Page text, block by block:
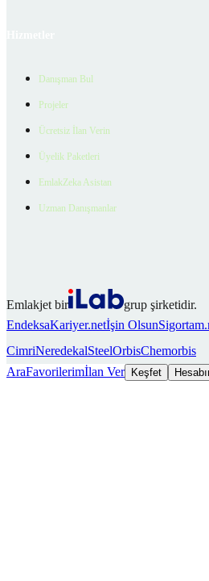
Danışman Bul
Projeler
Ücretsiz İlan Verin
Üyelik Paketleri
EmlakZeka Asistan
Uzman Danışmanlar
Emlakjet bir
grup şirketidir.
EndeksaKariyer.netİşin Olsun
CimriNeredekalSteelOrbisChemorbis
AraFavorilerimİlan Ver Keşfet